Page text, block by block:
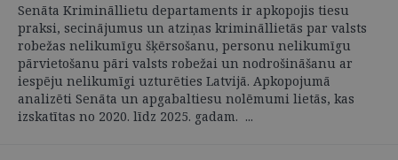
Senāta Krimināllietu departaments ir apkopojis tiesu
praksi, secinājumus un atziņas krimināllietās par valsts
robežas nelikumīgu šķērsošanu, personu nelikumīgu
pārvietošanu pāri valsts robežai un nodrošināšanu ar
iespēju nelikumīgi uzturēties Latvijā. Apkopojumā
analizēti Senāta un apgabaltiesu nolēmumi lietās, kas
izskatītas no 2020. līdz 2025. gadam. ...